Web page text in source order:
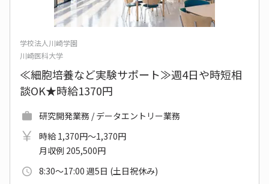
学校法人川崎学園
川崎医科大学
≪細胞培養など実験サポート≫週4日や時短相
談OK★時給1370円
研究開発業務 / データエントリー業務
時給 1,370円～1,370円
月収例 205,500円
8:30～17:00 週5日 (土日祝休み)